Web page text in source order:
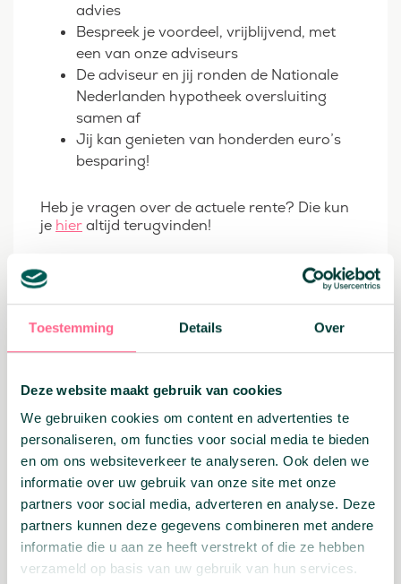
Toestemming Details Over
Deze website maakt gebruik van cookies
We gebruiken cookies om content en advertenties te
personaliseren, om functies voor social media te bieden
en om ons websiteverkeer te analyseren. Ook delen we
informatie over uw gebruik van onze site met onze
partners voor social media, adverteren en analyse. Deze
partners kunnen deze gegevens combineren met andere
informatie die u aan ze heeft verstrekt of die ze hebben
verzameld op basis van uw gebruik van hun services.
advies
Bespreek je voordeel, vrijblijvend, met
een van onze adviseurs
De adviseur en jij ronden de Nationale
Nederlanden hypotheek oversluiting
samen af
Jij kan genieten van honderden euro’s
besparing!
Heb je vragen over de actuele rente? Die kun
je hieraltijd terugvinden!
Terug naar overzicht
Related
Related
Geld vrijmaken